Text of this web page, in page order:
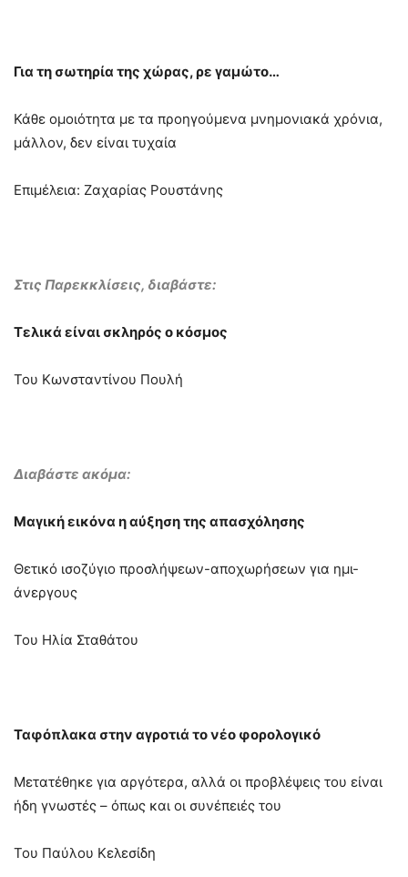
Για τη σωτηρία της χώρας, ρε γαμώτο…
Κάθε ομοιότητα με τα προηγούμενα μνημονιακά χρόνια,
μάλλον, δεν είναι τυχαία
Επιμέλεια: Ζαχαρίας Ρουστάνης
Στις Παρεκκλίσεις, διαβάστε:
Τελικά είναι σκληρός ο κόσμος
Του Κωνσταντίνου Πουλή
Διαβάστε ακόμα:
Μαγική εικόνα η αύξηση της απασχόλησης
Θετικό ισοζύγιο προσλήψεων-αποχωρήσεων για ημι-
άνεργους
Του Ηλία Σταθάτου
Ταφόπλακα στην αγροτιά το νέο φορολογικό
Μετατέθηκε για αργότερα, αλλά οι προβλέψεις του είναι
ήδη γνωστές – όπως και οι συνέπειές του
Του Παύλου Κελεσίδη